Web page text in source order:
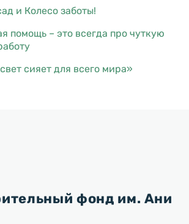
и Колесо заботы!
помощь – это всегда про чуткую
сияет для всего мира»
фонд им. Ани